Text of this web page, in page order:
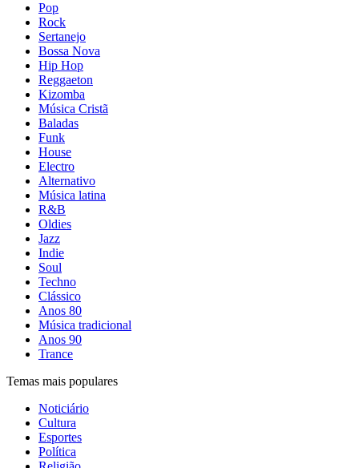
Pop
Rock
Sertanejo
Bossa Nova
Hip Hop
Reggaeton
Kizomba
Música Cristã
Baladas
Funk
House
Electro
Alternativo
Música latina
R&B
Oldies
Jazz
Indie
Soul
Techno
Clássico
Anos 80
Música tradicional
Anos 90
Trance
Temas mais populares
Noticiário
Cultura
Esportes
Política